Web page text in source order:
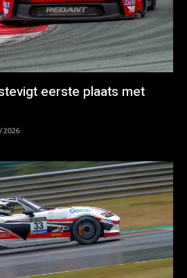
eerste plaats met
2026